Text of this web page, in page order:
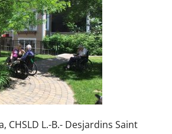
CHSLD L.-B.- Desjardins Saint